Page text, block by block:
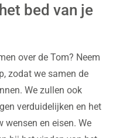
bed van je
over de Tom? Neem
zodat we samen de
We zullen ook
verduidelijken en het
wensen en eisen. We